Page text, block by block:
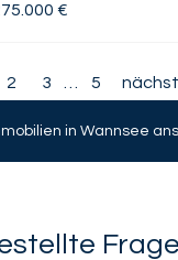
€
2 3 5
in Wannsee